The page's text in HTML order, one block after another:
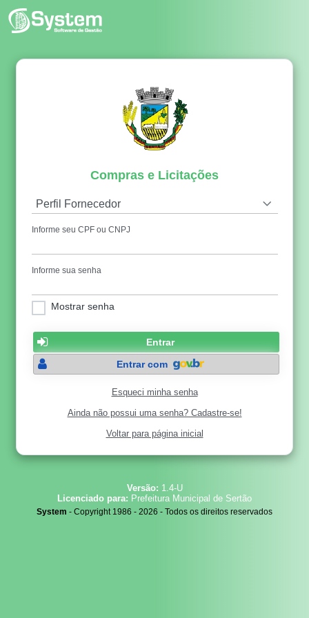
Compras e Licitações
Perfil Fornecedor
Informe seu CPF ou CNPJ
Informe sua senha
Mostrar senha
Entrar
Entrar com
Esqueci minha senha
Ainda não possui uma senha? Cadastre-se!
Voltar para página inicial
Versão: 1.4-U
Licenciado para: Prefeitura Municipal de Sertão
System - Copyright 1986 - 2026 - Todos os direitos reservados